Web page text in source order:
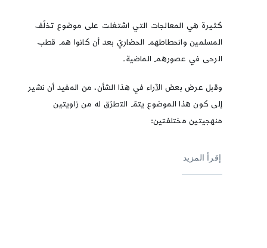
كثيرة هي المعالجات التي اشتغلت على موضوع تخلّف
المسلمين وانحطاطهم الحضاريّ بعد أن كانوا هم قطب
الرحى في عصورهم الماضية.
وقبل عرض بعض الآراء في هذا الشأن، من المفيد أن نشير
إلى كون هذا الموضوع يتمّ التطرّق له من زاويتين
منهجيتين مختلفتين:
إقرأ المزيد